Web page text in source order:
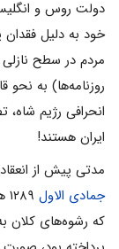
دولت روس و
خود به دلیل
مردم در سطح نازلی
روزنامه‌ها) به نحو
انحرافی رژیم
ایران هستند!
مدتی پیش از انعقاد
جمادی الاول
که رشوه‌های کلان